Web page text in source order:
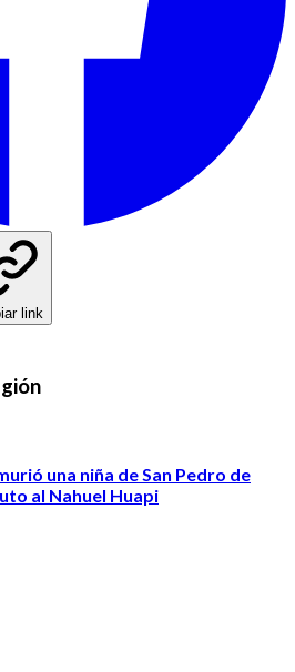
link
una niña de San Pedro de
al Nahuel Huapi